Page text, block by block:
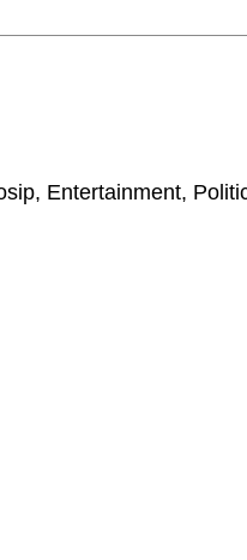
Entertainment,